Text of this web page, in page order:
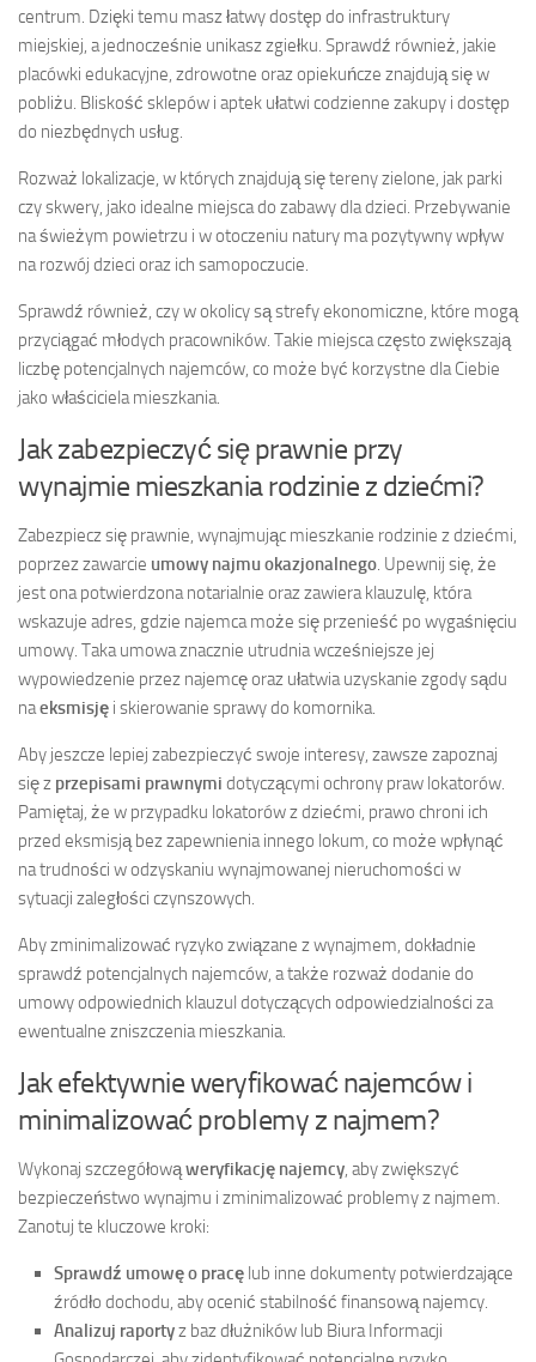
centrum. Dzięki temu masz łatwy dostęp do infrastruktury
miejskiej, a jednocześnie unikasz zgiełku. Sprawdź również, jakie
placówki edukacyjne, zdrowotne oraz opiekuńcze znajdują się w
pobliżu. Bliskość sklepów i aptek ułatwi codzienne zakupy i dostęp
do niezbędnych usług.
Rozważ lokalizacje, w których znajdują się tereny zielone, jak parki
czy skwery, jako idealne miejsca do zabawy dla dzieci. Przebywanie
na świeżym powietrzu i w otoczeniu natury ma pozytywny wpływ
na rozwój dzieci oraz ich samopoczucie.
Sprawdź również, czy w okolicy są strefy ekonomiczne, które mogą
przyciągać młodych pracowników. Takie miejsca często zwiększają
liczbę potencjalnych najemców, co może być korzystne dla Ciebie
jako właściciela mieszkania.
Jak zabezpieczyć się prawnie przy
wynajmie mieszkania rodzinie z dziećmi?
Zabezpiecz się prawnie, wynajmując mieszkanie rodzinie z dziećmi,
poprzez zawarcie umowy najmu okazjonalnego . Upewnij się, że
jest ona potwierdzona notarialnie oraz zawiera klauzulę, która
wskazuje adres, gdzie najemca może się przenieść po wygaśnięciu
umowy. Taka umowa znacznie utrudnia wcześniejsze jej
wypowiedzenie przez najemcę oraz ułatwia uzyskanie zgody sądu
naeksmisję i skierowanie sprawy do komornika.
Aby jeszcze lepiej zabezpieczyć swoje interesy, zawsze zapoznaj
się z przepisami prawnymi dotyczącymi ochrony praw lokatorów.
Pamiętaj, że w przypadku lokatorów z dziećmi, prawo chroni ich
przed eksmisją bez zapewnienia innego lokum, co może wpłynąć
na trudności w odzyskaniu wynajmowanej nieruchomości w
sytuacji zaległości czynszowych.
Aby zminimalizować ryzyko związane z wynajmem, dokładnie
sprawdź potencjalnych najemców, a także rozważ dodanie do
umowy odpowiednich klauzul dotyczących odpowiedzialności za
ewentualne zniszczenia mieszkania.
Jak efektywnie weryfikować najemców i
minimalizować problemy z najmem?
Wykonaj szczegółowąweryfikację najemcy , aby zwiększyć
bezpieczeństwo wynajmu i zminimalizować problemy z najmem.
Zanotuj te kluczowe kroki:
Sprawdź umowę o pracę lub inne dokumenty potwierdzające
źródło dochodu, aby ocenić stabilność finansową najemcy.
Analizuj raportyz baz dłużników lub Biura Informacji